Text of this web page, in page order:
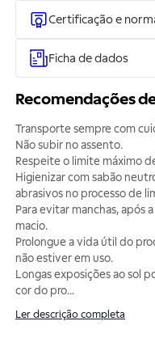
Certificação e
Ficha de dados
Recomendações
Transporte sempre com
Não subir no assento.
Respeite o limite máximo
Higienizar com sabão
abrasivos no processo de
Para evitar manchas, após
macio.
Prolongue a vida útil do
não estiver em uso.
Longas exposições ao sol
cor do pro...
Ler descrição completa